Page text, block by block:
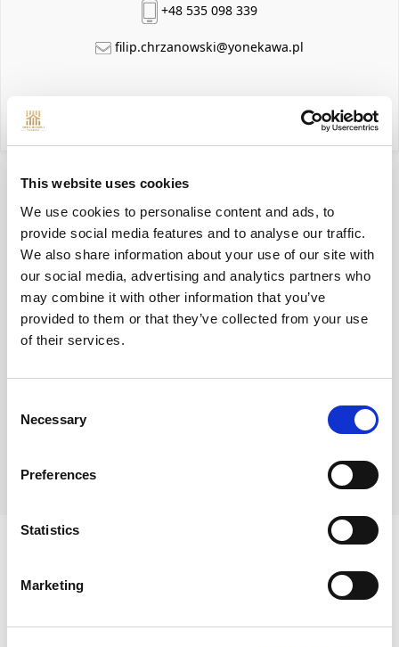
This website uses cookies
We use cookies to personalise content and ads, to
provide social media features and to analyse our traffic.
We also share information about your use of our site with
our social media, advertising and analytics partners who
may combine it with other information that you’ve
provided to them or that they’ve collected from your use
of their services.
Selection
Necessary
Preferences
Statistics
Marketing
+48 535 098 339
filip.chrzanowski@yonekawa.pl
na mapie
Opis oferty zawarty na stronie internetowej
właściciela, może podlegać aktualizacji i nie stanowi